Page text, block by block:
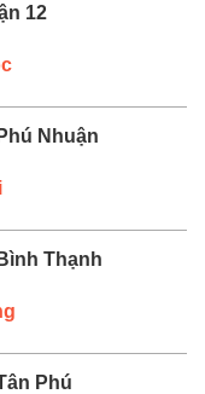
12
Nhuận
Thạnh
Phú